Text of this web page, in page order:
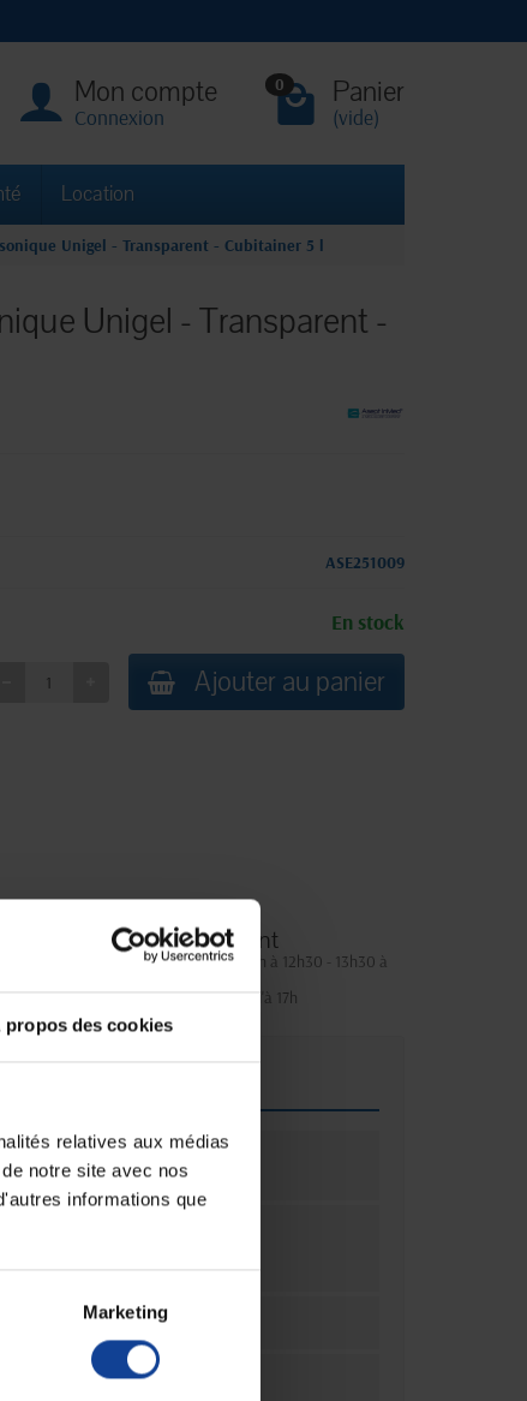
propos des cookies
relatives aux médias
notre site avec nos
informations que
Marketing
Mon compte
Connexion
0 Panier
(vide)
Location
Unigel - Transparent - Cubitainer 5 l
Unigel - Transparent -
ASE251009
En stock
Ajouter au panier
Service client
Lundi au jeudi : 9h à 12h30 - 13h30 à
Le vendredi jusqu'à 17h
5000
1
Unité(s)